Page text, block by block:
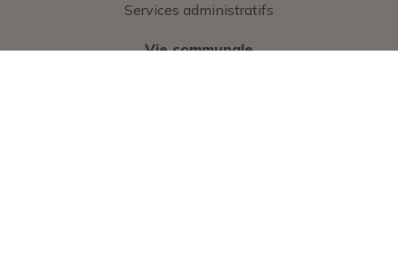
Services administratifs
Vie communale